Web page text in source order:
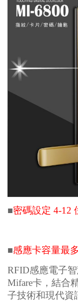
■密碼設定 4-12
■感應卡容量最
RFID感應電子
Mifare卡，結合
子技術和現代資